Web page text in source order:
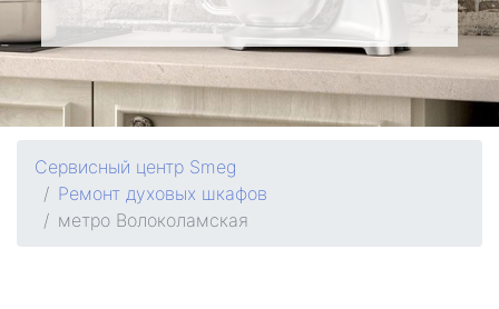
Сервисный центр Smeg
Ремонт духовых шкафов
метро Волоколамская